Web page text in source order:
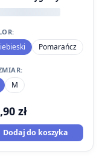
Pomarańcz
M
zł
Dodaj do koszyka